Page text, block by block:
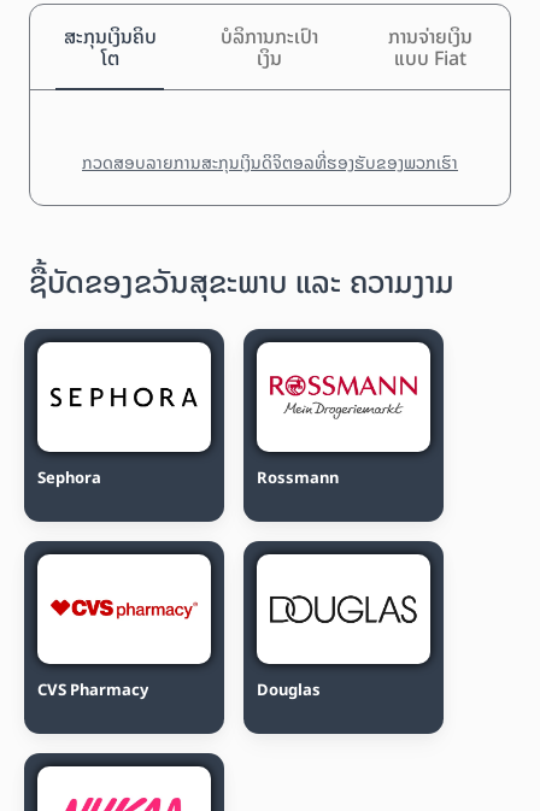
ສະກຸນເງິນຄິບ
ໂຕ
ບໍລິການກະເປົາ
ເງິນ
ການຈ່າຍເງິນ
ແບບ Fiat
ກວດສອບລາຍການສະກຸນເງິນດິຈິຕອລທີ່ຮອງຮັບຂອງພວກເຮົາ
ຊື້ບັດຂອງຂວັນສຸຂະພາບ ແລະ ຄວາມງາມ
Sephora Rossmann
CVS Pharmacy Douglas